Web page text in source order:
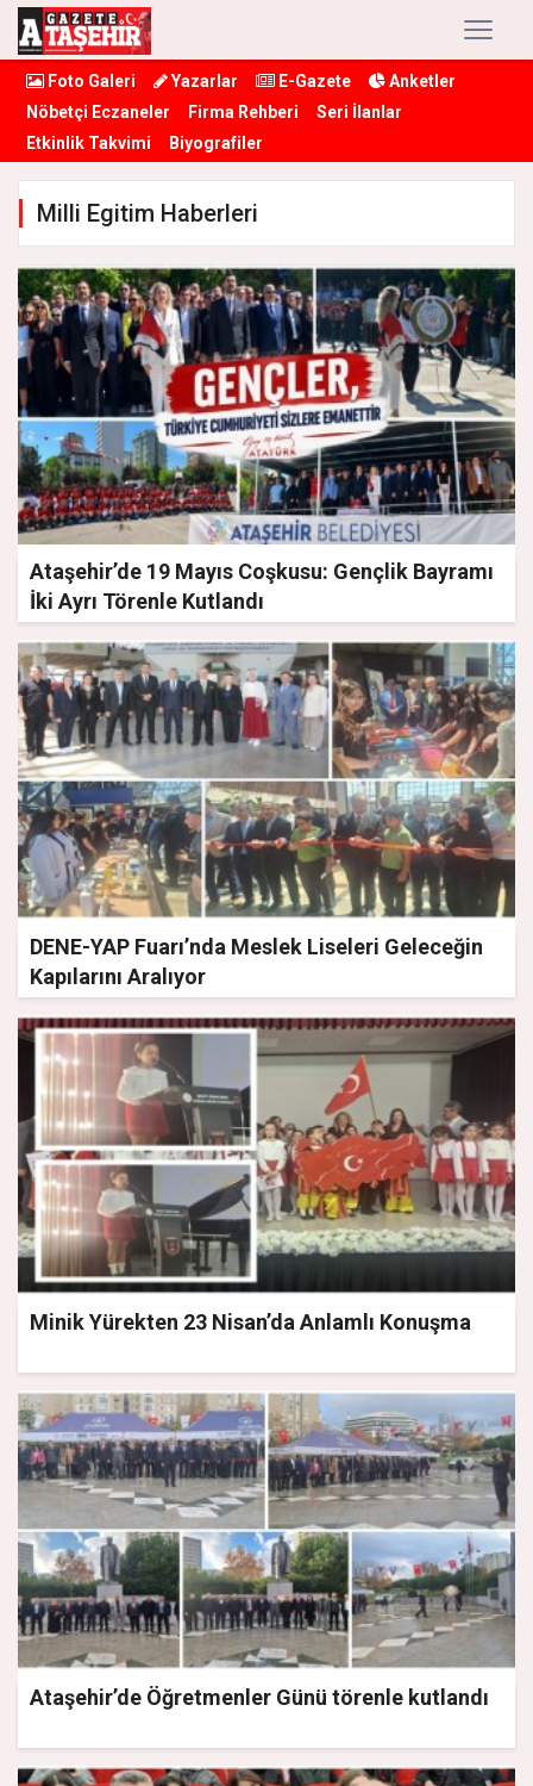
Foto Galeri Yazarlar E-Gazete
Anketler
Nöbetçi Eczaneler
Firma Rehberi
Seri İlanlar
Etkinlik Takvimi
Biyografiler
Milli Egitim Haberleri
Ataşehir’de 19 Mayıs Coşkusu: Gençlik Bayramı
İki Ayrı Törenle Kutlandı
DENE-YAP Fuarı’nda Meslek Liseleri Geleceğin
Kapılarını Aralıyor
Minik Yürekten 23 Nisan’da Anlamlı Konuşma
Ataşehir’de Öğretmenler Günü törenle kutlandı